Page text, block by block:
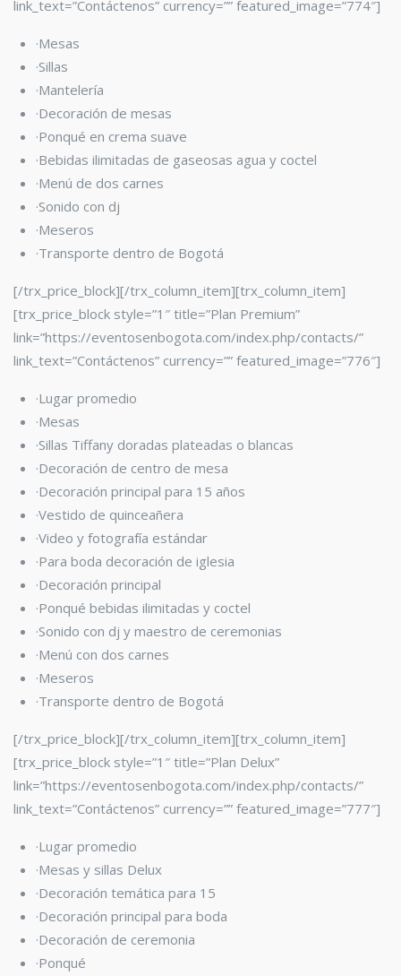
link_text=”Contáctenos” currency=”” featured_image=”774″]
·Mesas
·Sillas
·Mantelería
·Decoración de mesas
·Ponqué en crema suave
·Bebidas ilimitadas de gaseosas agua y coctel
·Menú de dos carnes
·Sonido con dj
·Meseros
·Transporte dentro de Bogotá
[/trx_price_block][/trx_column_item][trx_column_item]
[trx_price_block style=”1″ title=”Plan Premium”
link=”https://eventosenbogota.com/index.php/contacts/”
link_text=”Contáctenos” currency=”” featured_image=”776″]
·Lugar promedio
·Mesas
·Sillas Tiffany doradas plateadas o blancas
·Decoración de centro de mesa
·Decoración principal para 15 años
·Vestido de quinceañera
·Video y fotografía estándar
·Para boda decoración de iglesia
·Decoración principal
·Ponqué bebidas ilimitadas y coctel
·Sonido con dj y maestro de ceremonias
·Menú con dos carnes
·Meseros
·Transporte dentro de Bogotá
[/trx_price_block][/trx_column_item][trx_column_item]
[trx_price_block style=”1″ title=”Plan Delux”
link=”https://eventosenbogota.com/index.php/contacts/”
link_text=”Contáctenos” currency=”” featured_image=”777″]
·Lugar promedio
·Mesas y sillas Delux
·Decoración temática para 15
·Decoración principal para boda
·Decoración de ceremonia
·Ponqué